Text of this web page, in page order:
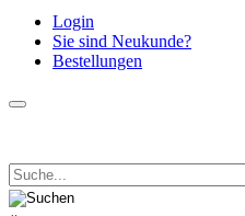
Login
Sie sind Neukunde?
Bestellungen